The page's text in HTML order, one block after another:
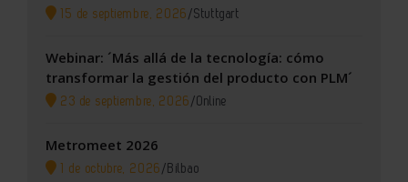
15 de septiembre, 2026 /Stuttgart
Webinar: ´Más allá de la tecnología: cómo
transformar la gestión del producto con PLM´
23 de septiembre, 2026 /Online
Metromeet 2026
1 de octubre, 2026 / Bilbao